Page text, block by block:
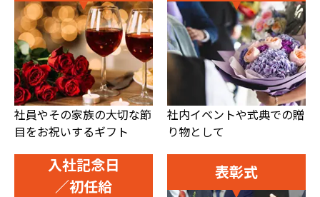
社員やその家族の大切な節
目をお祝いするギフト
社内イベントや式典での贈
り物として
入社記念日
／初任給
表彰式